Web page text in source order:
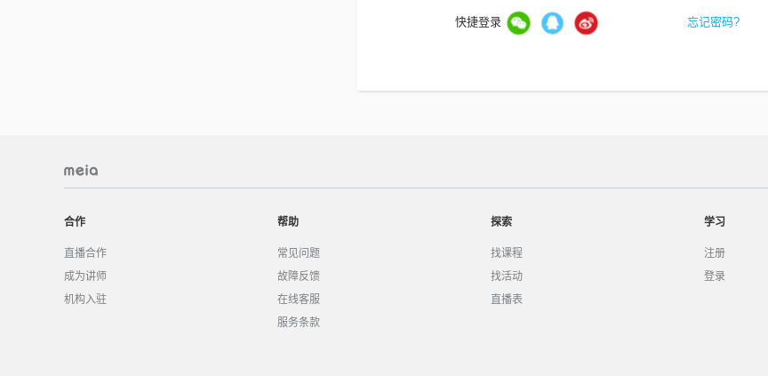
快捷登录 忘记密码?
合作
直播合作
成为讲师
机构入驻
帮助
常见问题
故障反馈
在线客服
服务条款
探索
找课程
找活动
直播表
学习
注册
登录